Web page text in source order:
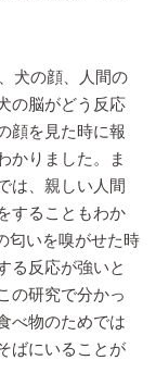
犬の顔、人間の
の脳がどう反応
顔を見た時に報
かりました。ま
は、親しい人間
することもわか
匂いを嗅がせた時
る反応が強いと
の研究で分かっ
べ物のためでは
ばにいることが